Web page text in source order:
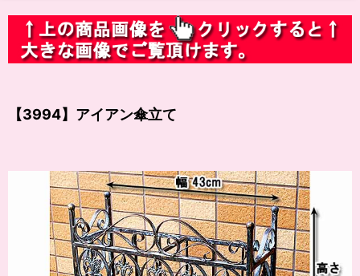
【3994】アイアン傘立て